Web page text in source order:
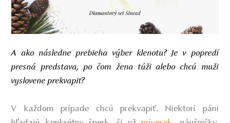
A ako následne prebieha výber klenotu? Je v popredí
presná predstava, po čom žena túži alebo chcú muži
vyslovene prekvapiť?
V každom prípade chcú prekvapiť. Niektorí páni